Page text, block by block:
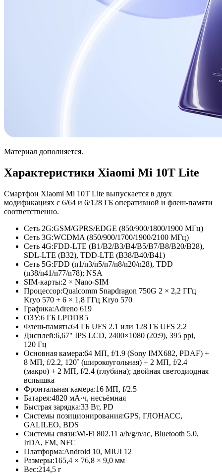
Материал дополняется.
Характеристики Xiaomi Mi 10T Lite
Смартфон Xiaomi Mi 10T Lite выпускается в двух
модификациях с 6/64 и 6/128 ГБ оперативной и флеш-памяти
соответственно.
Сеть 2G:GSM/GPRS/EDGE (850/900/1800/1900 МГц)
Сеть 3G:WCDMA (850/900/1700/1900/2100 МГц)
Сеть 4G:FDD-LTE (B1/B2/B3/B4/B5/B7/B8/B20/B28),
SDL-LTE (B32), TDD-LTE (B38/B40/B41)
Сеть 5G:FDD (n1/n3/n5/n7/n8/n20/n28), TDD
(n38/n41/n77/n78); NSA
SIM-карты:2 × Nano-SIM
Процессор:Qualcomm Snapdragon 750G 2 × 2,2 ГГц
Kryo 570 + 6 × 1,8 ГГц Kryo 570
Графика:Adreno 619
ОЗУ:6 ГБ LPDDR5
Флеш-память:64 ГБ UFS 2.1 или 128 ГБ UFS 2.2
Дисплей:6,67″ IPS LCD, 2400×1080 (20:9), 395 ppi,
120 Гц
Основная камера:64 МП, f/1.9 (Sony IMX682, PDAF) +
8 МП, f/2.2, 120˚ (широкоугольная) + 2 МП, f/2.4
(макро) + 2 МП, f/2.4 (глубина); двойная светодиодная
вспышка
Фронтальная камера:16 МП, f/2.5
Батарея:4820 мА·ч, несъёмная
Быстрая зарядка:33 Вт, PD
Системы позиционирования:GPS, ГЛОНАСС,
GALILEO, BDS
Системы связи:Wi-Fi 802.11 a/b/g/n/ac, Bluetooth 5.0,
IrDA, FM, NFC
Платформа:Android 10, MIUI 12
Размеры:165,4 × 76,8 × 9,0 мм
Вес:214,5 г